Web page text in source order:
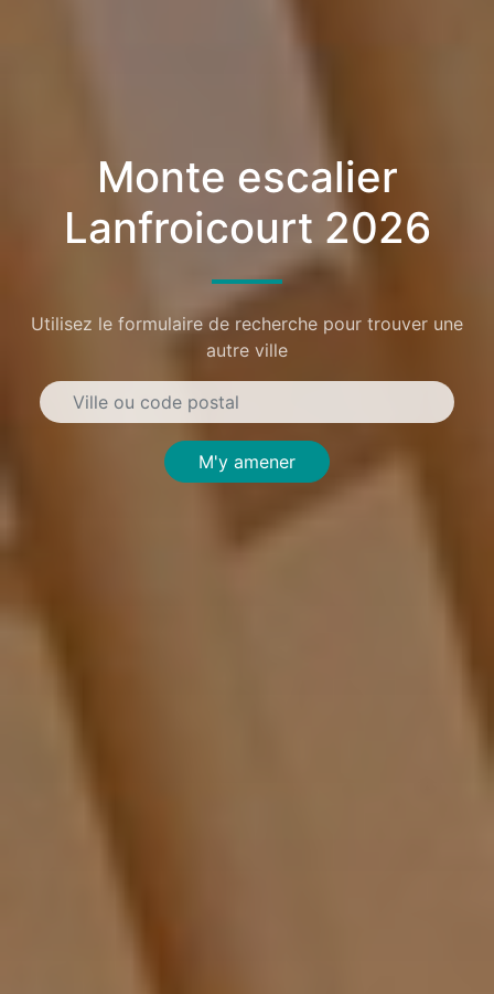
Monte escalier
Lanfroicourt 2026
Utilisez le formulaire de recherche pour trouver une
autre ville
M'y amener